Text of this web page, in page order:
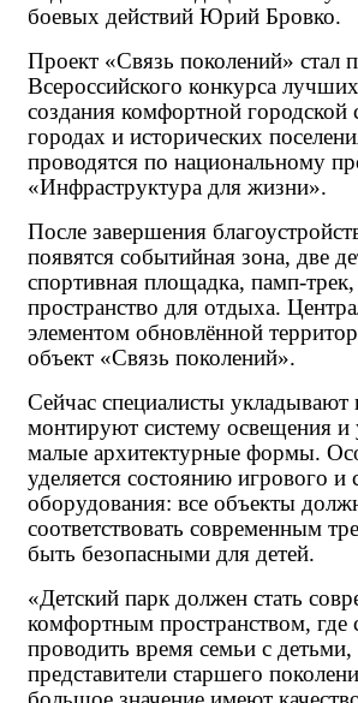
боевых действий Юрий Бровко.
Проект «Связь поколений» стал
Всероссийского конкурса
создания комфортной
городах и исторических
проводятся по национальному
«Инфраструктура для жизни».
После завершения
появятся событийная зона, две
спортивная площадка, памп-трек,
пространство для отдыха.
элементом обновлённой
объект «Связь поколений».
Сейчас специалисты укладывают
монтируют систему освещения и
малые архитектурные формы.
уделяется состоянию игрового и
оборудования: все объекты
соответствовать современным
быть безопасными для детей.
«Детский парк должен стать
комфортным пространством, где
проводить время семьи с
представители старшего